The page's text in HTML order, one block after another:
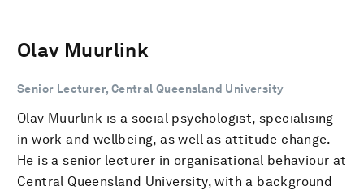
Olav Muurlink
Senior Lecturer, Central Queensland University
Olav Muurlink is a social psychologist, specialising
in work and wellbeing, as well as attitude change.
He is a senior lecturer in organisational behaviour at
Central Queensland University, with a background